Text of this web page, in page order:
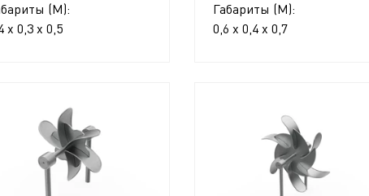
(М):
x 0,3 x 0,5
Габариты (М):
0,6 x 0,4 x 0,7